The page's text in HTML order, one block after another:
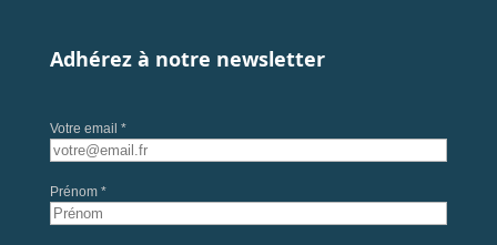
Adhérez à notre newsletter
Votre email *
Prénom *